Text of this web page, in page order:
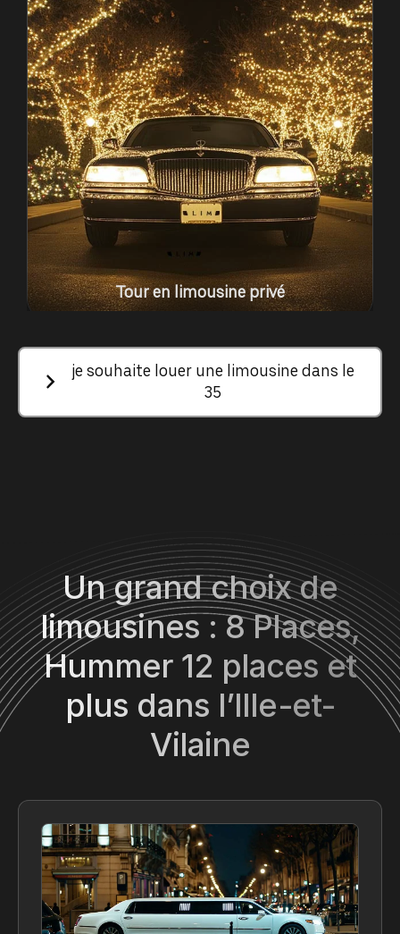
Tour en limousine privé
je souhaite louer une limousine dans le
35
Un grand choix de
limousines : 8 Places,
Hummer 12 places et
plus dans l’Ille-et-
Vilaine